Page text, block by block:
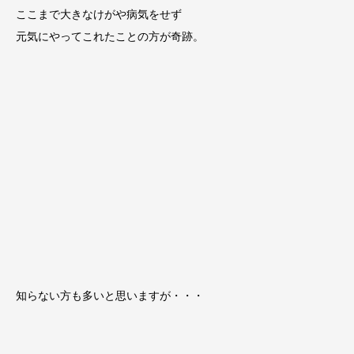
ここまで大きなけがや病気をせず
元気にやってこれたことの方が奇跡。
知らない方も多いと思いますが・・・